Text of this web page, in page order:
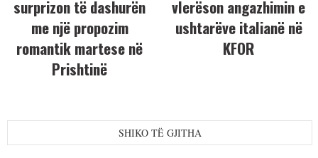
surprizon të dashurën
me një propozim
romantik martese në
Prishtinë
vlerëson angazhimin e
ushtarëve italianë në
KFOR
SHIKO TË GJITHA